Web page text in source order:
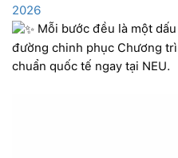
2026
Mỗi bước đều là một
đường chinh phục Chương
chuẩn quốc tế ngay tại NEU.